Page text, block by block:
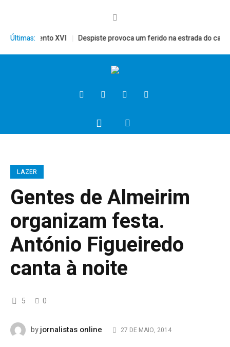
Últimas:Bento XVI Despiste provoca um ferido na estrada do campo
LAZER
Gentes de Almeirim
organizam festa.
António Figueiredo
canta à noite
5 0
byjornalistas online 27 DE MAIO, 2014